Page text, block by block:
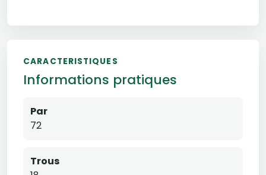
CARACTERISTIQUES
Informations pratiques
Par
72
Trous